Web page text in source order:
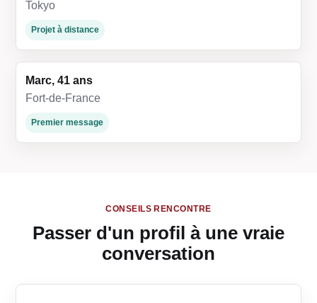
Tokyo
Projet à distance
Marc, 41 ans
Fort-de-France
Premier message
CONSEILS RENCONTRE
Passer d'un profil à une vraie
conversation